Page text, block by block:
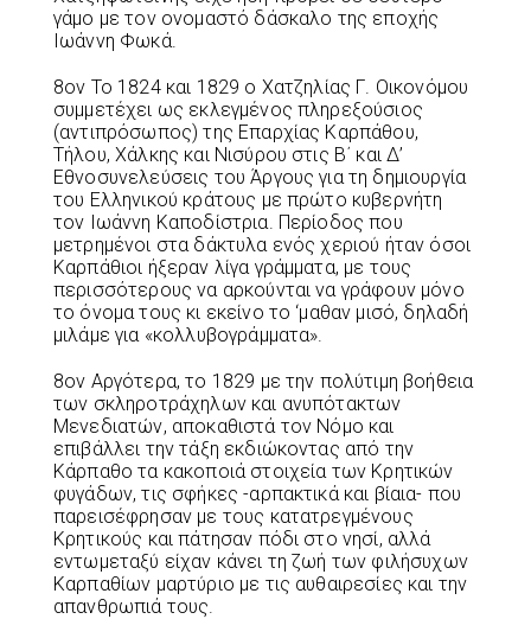
γάμο με τον ονομαστό δάσκαλο της εποχής
Ιωάννη Φωκά.
8ον Το 1824 και 1829 ο Χατζηλίας Γ. Οικονόμου
συμμετέχει ως εκλεγμένος πληρεξούσιος
(αντιπρόσωπος) της Επαρχίας Καρπάθου,
Τήλου, Χάλκης και Νισύρου στις Β΄ και Δ’
Εθνοσυνελεύσεις του Άργους για τη δημιουργία
του Ελληνικού κράτους με πρώτο κυβερνήτη
τον Ιωάννη Καποδίστρια. Περίοδος που
μετρημένοι στα δάκτυλα ενός χεριού ήταν όσοι
Καρπάθιοι ήξεραν λίγα γράμματα, με τους
περισσότερους να αρκούνται να γράφουν μόνο
το όνομα τους κι εκείνο το ‘μαθαν μισό, δηλαδή
μιλάμε για «κολλυβογράμματα».
8ον Αργότερα, το 1829 με την πολύτιμη βοήθεια
των σκληροτράχηλων και ανυπότακτων
Μενεδιατών, αποκαθιστά τον Νόμο και
επιβάλλει την τάξη εκδιώκοντας από την
Κάρπαθο τα κακοποιά στοιχεία των Κρητικών
φυγάδων, τις σφήκες -αρπακτικά και βίαια- που
παρεισέφρησαν με τους κατατρεγμένους
Κρητικούς και πάτησαν πόδι στο νησί, αλλά
εντωμεταξύ είχαν κάνει τη ζωή των φιλήσυχων
Καρπαθίων μαρτύριο με τις αυθαιρεσίες και την
απανθρωπιά τους.